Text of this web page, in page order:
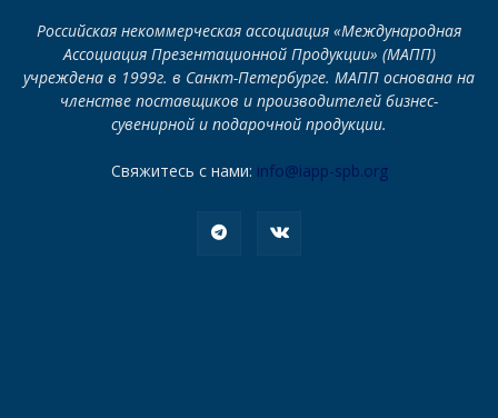
Российская некоммерческая ассоциация «Международная
Ассоциация Презентационной Продукции» (МАПП)
учреждена в 1999г. в Санкт-Петербурге. МАПП основана на
членстве поставщиков и производителей бизнес-
сувенирной и подарочной продукции.
Свяжитесь с нами: info@iapp-spb.org